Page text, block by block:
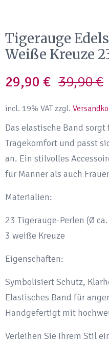
Tigerauge
Weiße Kreuze
39,90€
29,90 €
incl. 19% VAT zzgl.
Das elastische Band
Tragekomfort und passt
an. Ein stilvolles
für Männer als auch
Materialien:
23 Tigerauge-Perlen (Ø
3 weiße Kreuze
Eigenschaften:
Symbolisiert Schutz,
Elastisches Band für
Handgefertigt mit
Verleihen Sie Ihrem Stil